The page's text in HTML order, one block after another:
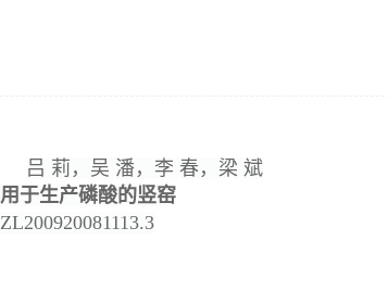
吕 莉，吴 潘，李 春，梁 斌
用于生产磷酸的竖窑
ZL200920081113.3